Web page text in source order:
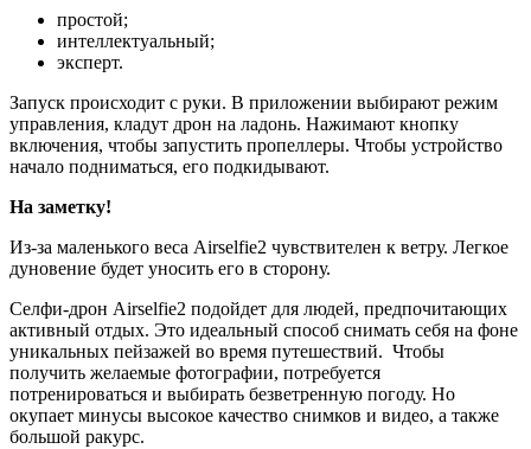
простой;
интеллектуальный;
эксперт.
Запуск происходит с руки. В приложении выбирают режим
управления, кладут дрон на ладонь. Нажимают кнопку
включения, чтобы запустить пропеллеры. Чтобы устройство
начало подниматься, его подкидывают.
На заметку!
Из-за маленького веса Airselfie2 чувствителен к ветру. Легкое
дуновение будет уносить его в сторону.
Селфи-дрон Airselfie2 подойдет для людей, предпочитающих
активный отдых. Это идеальный способ снимать себя на фоне
уникальных пейзажей во время путешествий. Чтобы
получить желаемые фотографии, потребуется
потренироваться и выбирать безветренную погоду. Но
окупает минусы высокое качество снимков и видео, а также
большой ракурс.